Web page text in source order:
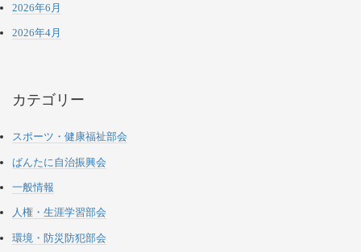
2026年6月
2026年4月
カテゴリー
スポーツ・健康福祉部会
ばんたに自治振興会
一般情報
人権・生涯学習部会
環境・防災防犯部会